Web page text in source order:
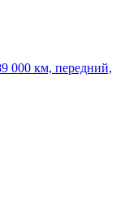
000 км, передний,